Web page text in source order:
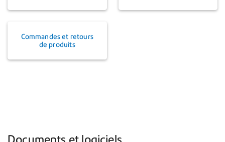
Commandes et retours
de produits